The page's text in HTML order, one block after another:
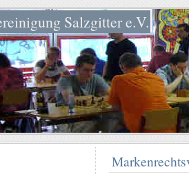
Salzgitter e.V.